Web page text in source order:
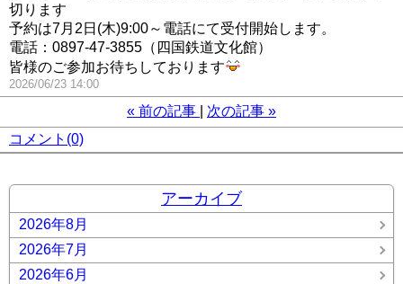
切ります
予約は7月2日(木)9:00～電話にて受付開始します。
電話：0897-47-3855（四国鉄道文化館）
皆様のご参加お待ちしております
2026/06/23 14:00
« 前の記事 次の記事 »
コメント(0)
アーカイブ
2026年8月
2026年7月
2026年6月